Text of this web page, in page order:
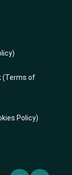
(Terms of
Policy)